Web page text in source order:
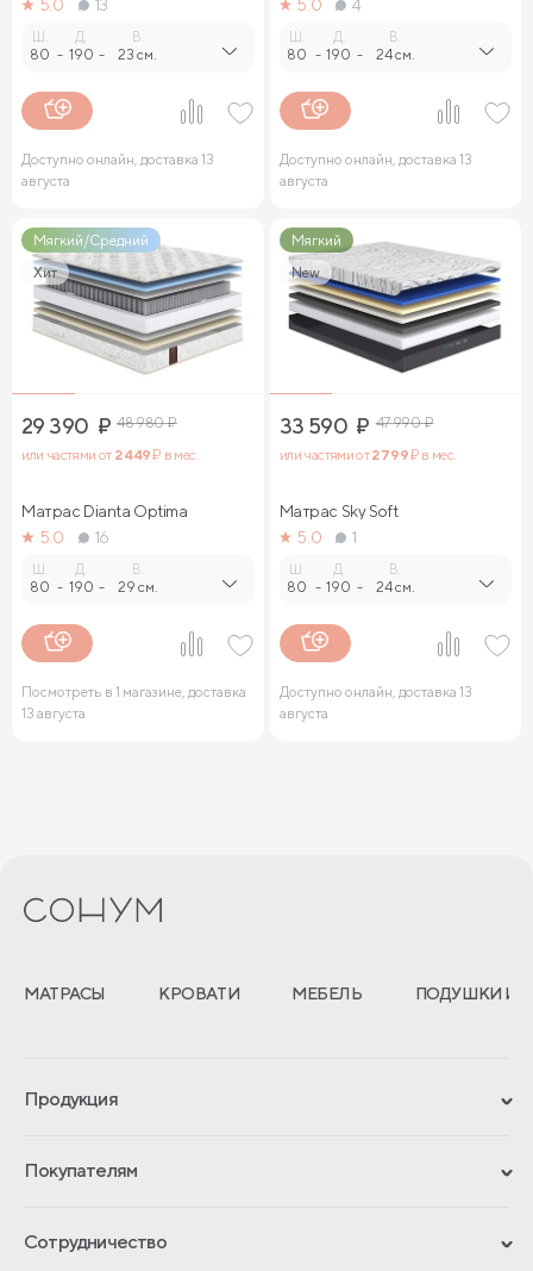
5.0
13
80 -
Д.
190 -
В.
23 см.
Доступно онлайн, доставка 13
августа
5.0
4
80 -
Д.
190 -
В.
24 см.
Доступно онлайн, доставка 13
августа
Мягкий/Средний
Хит
29 390 ₽ 48 980₽
или частями от 2 449₽ в мес.
Матрас Dianta Optima
5.0
16
80 -
Д.
190 -
В.
29 см.
Посмотреть в 1 магазине, доставка
13 августа
Мягкий
New
33 590 ₽ 47 990₽
или частями от2 799₽ в мес.
Матрас Sky Soft
5.0
1
80 -
Д.
190 -
В.
24 см.
Доступно онлайн, доставка 13
августа
МАТРАСЫ КРОВАТИ МЕБЕЛЬ ПОДУШКИ И
Продукция
Гарантии
Покупателям
Обмен и возврат
Сотрудничество